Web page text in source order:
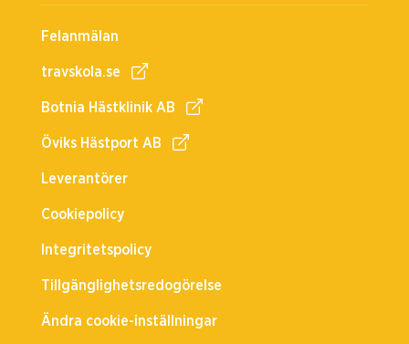
Felanmälan
travskola.se
Botnia Hästklinik AB
Öviks Hästport AB
Leverantörer
Cookiepolicy
Integritetspolicy
Tillgänglighetsredogörelse
Ändra cookie-inställningar